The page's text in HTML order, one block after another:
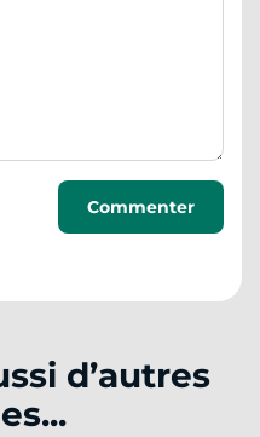
d’autres